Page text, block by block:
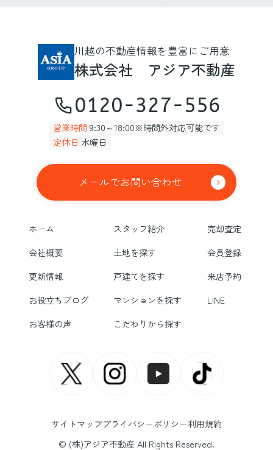
川越の不動産情報を豊富にご用意
株式会社 アジア不動産
0120-327-556
営業時間 9:30～18:00※時間外対応可能です
定休日 水曜日
メールでお問い合わせ
ホーム スタッフ紹介
売却査定
会社概要
土地を探す
会員登録
更新情報
戸建てを探す
来店予約
お役立ちブログ
マンションを探す
LINE
お客様の声
こだわりから探す
サイトマッププライバシーポリシー利用規約
© (株)アジア不動産 All Rights Reserved.